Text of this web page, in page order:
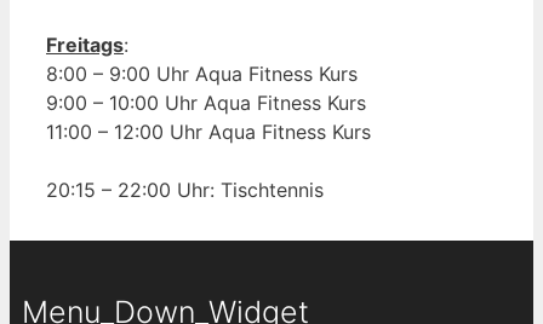
Freitags:
8:00 – 9:00 Uhr Aqua Fitness Kurs
9:00 – 10:00 Uhr Aqua Fitness Kurs
11:00 – 12:00 Uhr Aqua Fitness Kurs
20:15 – 22:00 Uhr: Tischtennis
Menu_Down_Widget